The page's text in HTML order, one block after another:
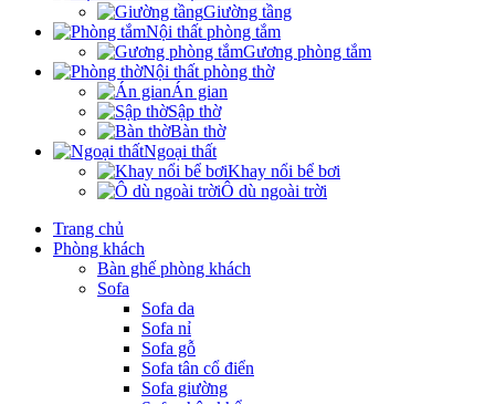
Giường tầng
Nội thất phòng tắm
Gương phòng tắm
Nội thất phòng thờ
Án gian
Sập thờ
Bàn thờ
Ngoại thất
Khay nổi bể bơi
Ô dù ngoài trời
Trang chủ
Phòng khách
Bàn ghế phòng khách
Sofa
Sofa da
Sofa nỉ
Sofa gỗ
Sofa tân cổ điển
Sofa giường